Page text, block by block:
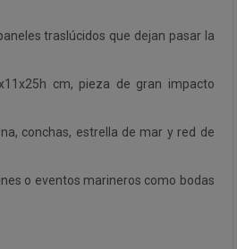
traslúcidos que dejan pasar la
cm, pieza de gran impacto
conchas, estrella de mar y red de
o eventos marineros como bodas